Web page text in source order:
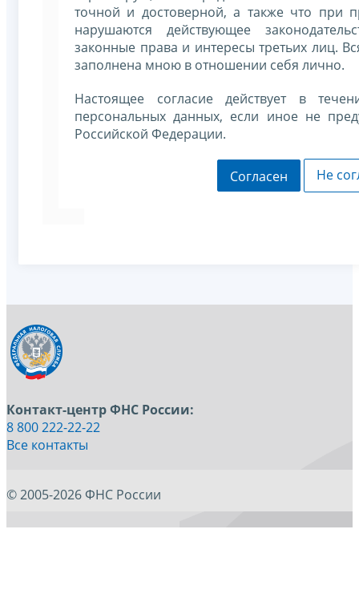
точной и достоверной, а также что при
нарушаются действующее
законные права и интересы третьих лиц.
заполнена мною в отношении себя лично.
Настоящее согласие действует в
персональных данных, если иное не
Российской Федерации.
Согласен Не
Контакт-центр ФНС России:
8 800 222-22-22
Все контакты
© 2005-2026 ФНС России